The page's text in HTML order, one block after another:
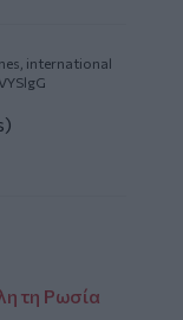
international
τη Ρωσία